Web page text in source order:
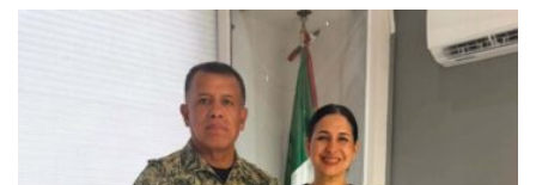
una inspección de seguridad a ambos jóvenes
identificados como: Jorge “N” de 27 años de edad,
originario de estado de México y Luis “N” de 21 años,
procedente de Tlaxcala.